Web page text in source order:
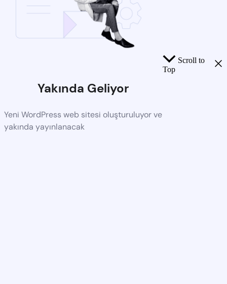
Yakında Geliyor
Yeni WordPress web sitesi oluşturuluyor ve
yakında yayınlanacak
Scroll to
Top